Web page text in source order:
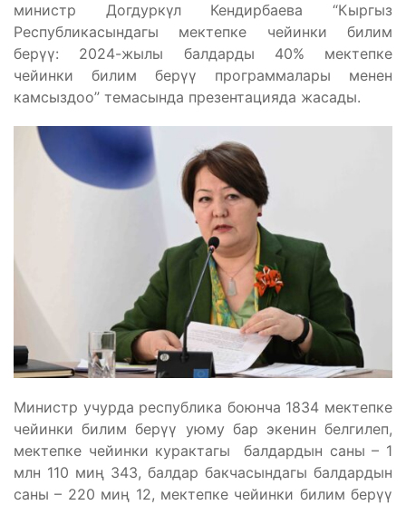
министр Догдуркүл Кендирбаева “Кыргыз
Республикасындагы мектепке чейинки билим
берүү: 2024-жылы балдарды 40% мектепке
чейинки билим берүү программалары менен
камсыздоо” темасында презентацияда жасады.
Министр учурда республика боюнча 1834 мектепке
чейинки билим берүү уюму бар экенин белгилеп,
мектепке чейинки курактагы балдардын саны – 1
млн 110 миң 343, балдар бакчасындагы балдардын
саны – 220 миң 12, мектепке чейинки билим берүү